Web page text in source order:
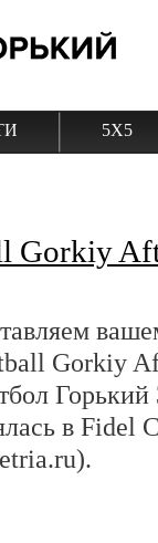
5Х5
Gorkiy
Gorkiy
Горький
в Fidel